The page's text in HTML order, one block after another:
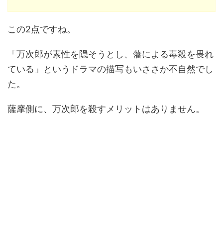
この2点ですね。
「万次郎が素性を隠そうとし、藩による毒殺を畏れ
ている」というドラマの描写もいささか不自然でし
た。
薩摩側に、万次郎を殺すメリットはありません。